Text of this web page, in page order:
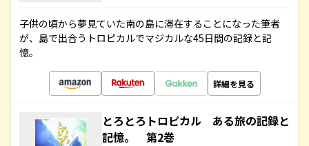
子供の頃から夢見ていた南の島に滞在することになった筆者
が、島で出合うトロピカルでマジカルな45日間の記録と記
憶。
詳細を見る
とろとろトロピカル ある旅の記録と
記憶。 第2巻